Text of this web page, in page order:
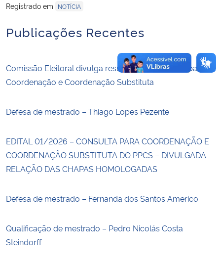
Registrado em
NOTÍCIA
Publicações Recentes
Comissão Eleitoral divulga resultado da Consulta para
Coordenação e Coordenação Substituta
Defesa de mestrado – Thiago Lopes Pezente
EDITAL 01/2026 – CONSULTA PARA COORDENAÇÃO E
COORDENAÇÃO SUBSTITUTA DO PPCS – DIVULGADA
RELAÇÃO DAS CHAPAS HOMOLOGADAS
Defesa de mestrado – Fernanda dos Santos Americo
Qualificação de mestrado – Pedro Nicolás Costa
Steindorff